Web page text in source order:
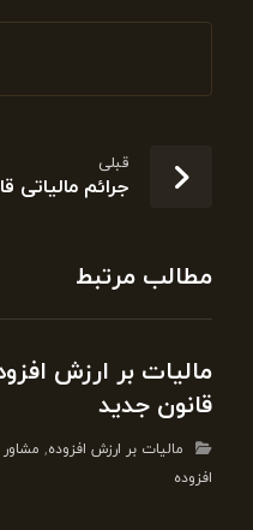
قبلی
جرائم مالیاتی
مطالب مرتبط
مالیات بر ارزش
قانون جدید
مالیات بر ارزش افزوده,
افزوده